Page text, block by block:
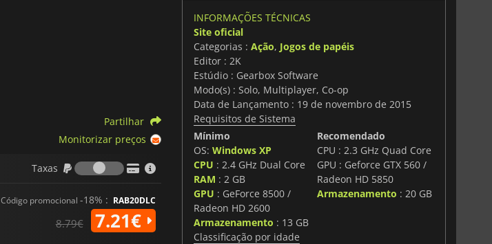
Partilhar
Monitorizar preços
Taxas
Taxas
Código promocional -18% : RAB20DLC
8.79€ 7.21€
INFORMAÇÕES TÉCNICAS
Site oficial
Categorias : Ação, Jogos de papéis
Editor : 2K
Estúdio : Gearbox Software
Modo(s) : Solo, Multiplayer, Co-op
Data de Lançamento : 19 de novembro de 2015
Requisitos de Sistema
Mínimo
OS: Windows XP
CPU : 2.4 GHz Dual Core
RAM : 2 GB
GPU : GeForce 8500 /
Radeon HD 2600
Armazenamento : 13 GB
Recomendado
CPU : 2.3 GHz Quad Core
GPU : Geforce GTX 560 /
Radeon HD 5850
Armazenamento : 20 GB
Classificação por idade